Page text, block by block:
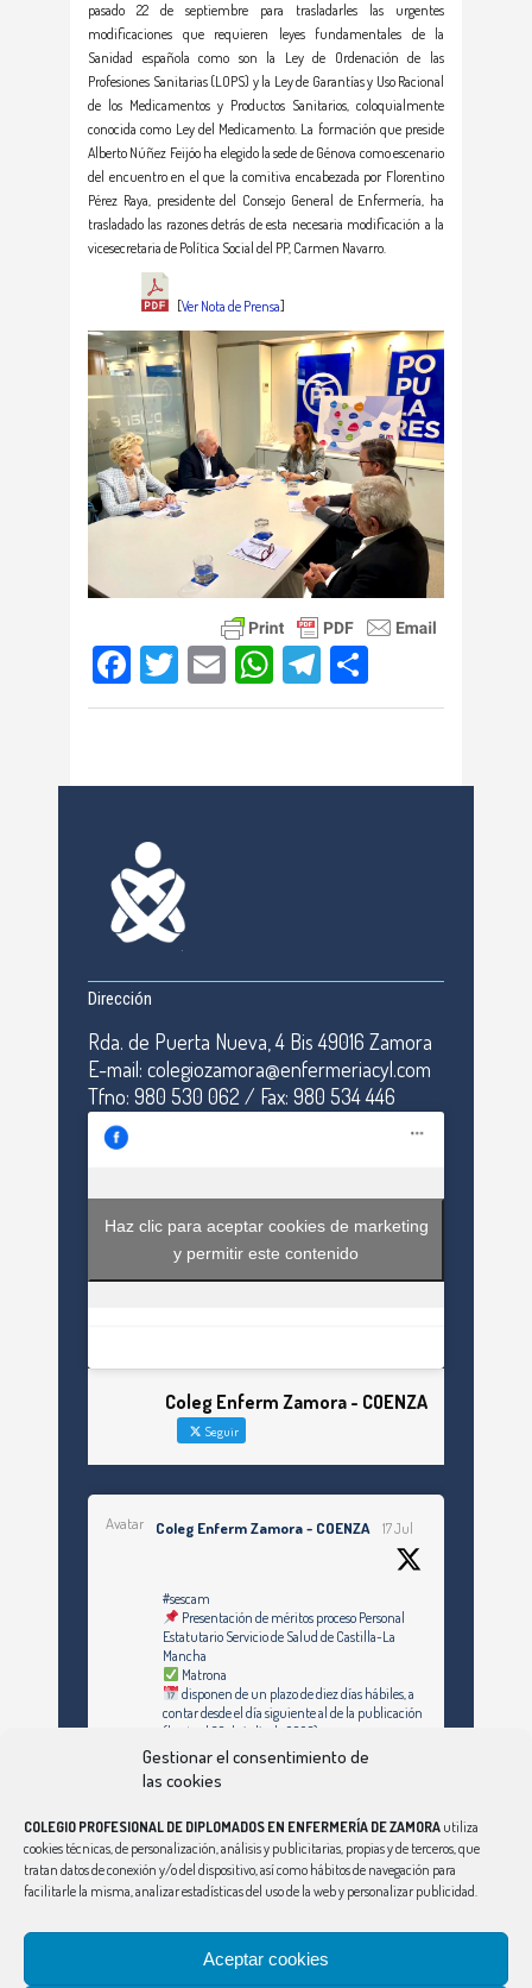
Gestionar el consentimiento de
las cookies
COLEGIO PROFESIONAL DE DIPLOMADOS EN ENFERMERÍA DE ZAMORA utiliza
cookies técnicas, de personalización, análisis y publicitarias, propias y de terceros, que
tratan datos de conexión y/o del dispositivo, así como hábitos de navegación para
facilitarle la misma, analizar estadísticas del uso de la web y personalizar publicidad.
Aceptar cookies
pasado 22 de septiembre para trasladarles las urgentes
modificaciones que requieren leyes fundamentales de la
Sanidad española como son la Ley de Ordenación de las
Profesiones Sanitarias (LOPS) y la Ley de Garantías y Uso Racional
de los Medicamentos y Productos Sanitarios, coloquialmente
conocida como Ley del Medicamento. La formación que preside
Alberto Núñez Feijóo ha elegido la sede de Génova como escenario
del encuentro en el que la comitiva encabezada por Florentino
Pérez Raya, presidente del Consejo General de Enfermería, ha
trasladado las razones detrás de esta necesaria modificación a la
vicesecretaria de Política Social del PP, Carmen Navarro.
[Ver Nota de Prensa]
Facebook
TwitterEmailWhatsApp
Telegram
Dirección
Rda. de Puerta Nueva, 4 Bis 49016 Zamora
E-mail: colegiozamora@enfermeriacyl.com
Tfno: 980 530 062 / Fax: 980 534 446
Haz clic para aceptar cookies de marketing
y permitir este contenido
Coleg Enferm Zamora - COENZA
Seguir
Avatar Coleg Enferm Zamora - COENZA 17 Jul
#sescam
Presentación de méritos proceso Personal
Estatutario Servicio de Salud de Castilla-La
Mancha
Matrona
disponen de un plazo de diez días hábiles, a
contar desde el día siguiente al de la publicación
(hasta el 30 de julio de 2026)
https://enfermeriazamora.com/enfermeria-y-
especialidades-personal-estatutario-servicio-
plazas/#MATRONA
Twitter
Síguenos en Instagram